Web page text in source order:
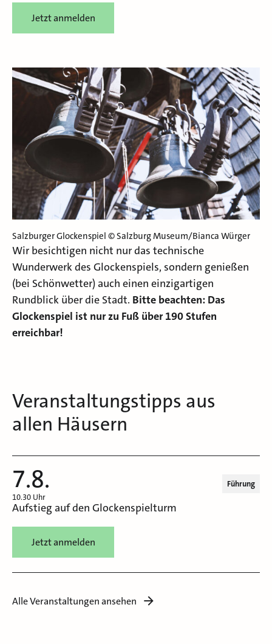
Jetzt anmelden
Salzburger Glockenspiel © Salzburg Museum/Bianca Würger
Wir besichtigen nicht nur das technische
Wunderwerk des Glockenspiels, sondern genießen
(bei Schönwetter) auch einen einzigartigen
Rundblick über die Stadt. Bitte beachten: Das
Glockenspiel ist nur zu Fuß über 190 Stufen
erreichbar!
Veranstaltungstipps aus
allen Häusern
7.8.
10.30 Uhr
Führung
Aufstieg auf den Glockenspielturm
Jetzt anmelden
Alle Veranstaltungen ansehen